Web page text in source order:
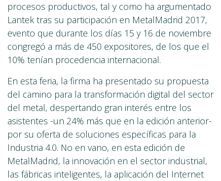
procesos productivos, tal y como ha argumentado
Lantek tras su participación en MetalMadrid 2017,
evento que durante los días 15 y 16 de noviembre
congregó a más de 450 expositores, de los que el
10% tenían procedencia internacional.
En esta feria, la firma ha presentado su propuesta
del camino para la transformación digital del sector
del metal, despertando gran interés entre los
asistentes -un 24% más que en la edición anterior-
por su oferta de soluciones específicas para la
Industria 4.0. No en vano, en esta edición de
MetalMadrid, la innovación en el sector industrial,
las fábricas inteligentes, la aplicación del Internet